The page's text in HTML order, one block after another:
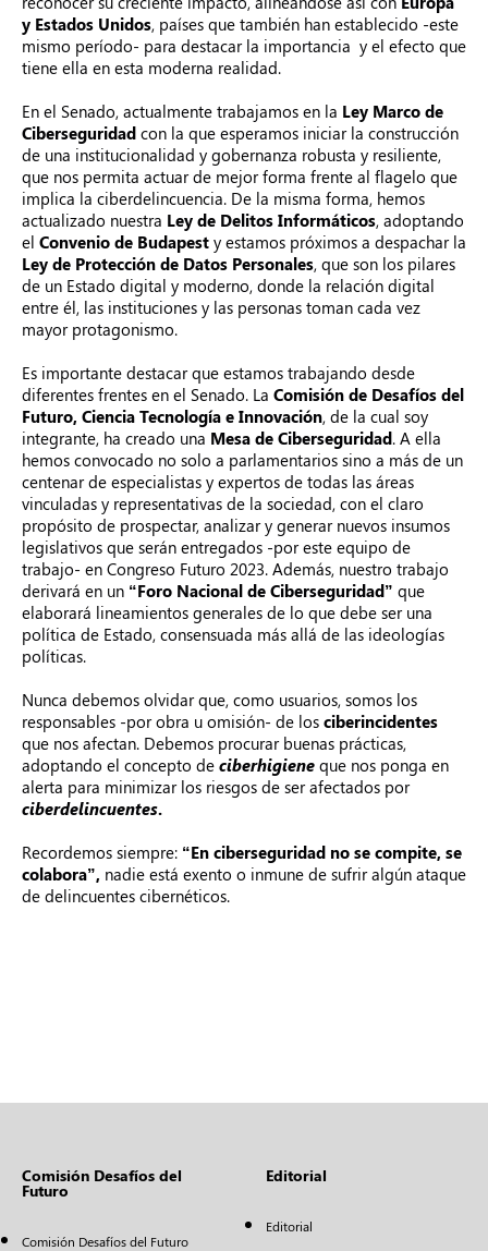
y Estados Unidos, países que también han establecido -este
mismo período- para destacar la importancia y el efecto que
tiene ella en esta moderna realidad.
En el Senado, actualmente trabajamos en la Ley Marco de
Ciberseguridad con la que esperamos iniciar la construcción
de una institucionalidad y gobernanza robusta y resiliente,
que nos permita actuar de mejor forma frente al flagelo que
implica la ciberdelincuencia. De la misma forma, hemos
actualizado nuestra Ley de Delitos Informáticos, adoptando
el Convenio de Budapest y estamos próximos a despachar la
Ley de Protección de Datos Personales, que son los pilares
de un Estado digital y moderno, donde la relación digital
entre él, las instituciones y las personas toman cada vez
mayor protagonismo.
Es importante destacar que estamos trabajando desde
diferentes frentes en el Senado. La Comisión de Desafíos del
Futuro, Ciencia Tecnología e Innovación, de la cual soy
integrante, ha creado una Mesa de Ciberseguridad. A ella
hemos convocado no solo a parlamentarios sino a más de un
centenar de especialistas y expertos de todas las áreas
vinculadas y representativas de la sociedad, con el claro
propósito de prospectar, analizar y generar nuevos insumos
legislativos que serán entregados -por este equipo de
trabajo- en Congreso Futuro 2023. Además, nuestro trabajo
derivará en un “Foro Nacional de Ciberseguridad” que
elaborará lineamientos generales de lo que debe ser una
política de Estado, consensuada más allá de las ideologías
políticas.
Nunca debemos olvidar que, como usuarios, somos los
responsables -por obra u omisión- de los ciberincidentes
que nos afectan. Debemos procurar buenas prácticas,
adoptando el concepto de ciberhigiene que nos ponga en
alerta para minimizar los riesgos de ser afectados por
ciberdelincuentes.
Recordemos siempre: “En ciberseguridad no se compite, se
colabora”, nadie está exento o inmune de sufrir algún ataque
de delincuentes cibernéticos.
Comisión Desafíos del
Futuro
Comisión Desafíos del Futuro
Editorial
Editorial